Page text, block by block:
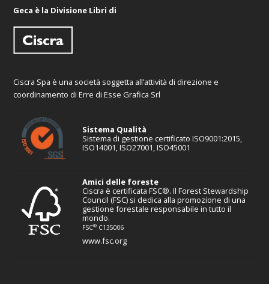
Geca è la Divisione Libri di
Ciscra Spa è una società soggetta all’attività di direzione e
coordinamento di Erre di Esse Grafica Srl
Sistema Qualità
Sistema di gestione certificato ISO9001:2015,
ISO14001, ISO27001, ISO45001
Amici delle foreste
Ciscra è certificata FSC®. Il Forest Stewardship
Council (FSC) si dedica alla promozione di una
gestione forestale responsabile in tutto il
mondo.
FSC® C135006
www.fsc.org